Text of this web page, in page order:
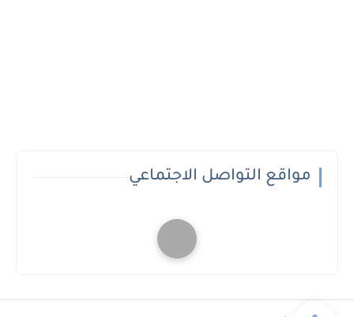
مواقع التواصل الاجتماعي